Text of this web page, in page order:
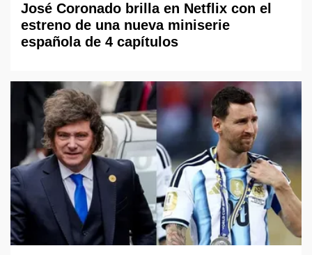
José Coronado brilla en Netflix con el
estreno de una nueva miniserie
española de 4 capítulos